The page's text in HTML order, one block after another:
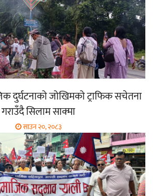
दुर्घटनाको जोखिमको ट्राफिक सचेतना
गराउँदै सिलाम साक्मा
साउन २०, २०८३